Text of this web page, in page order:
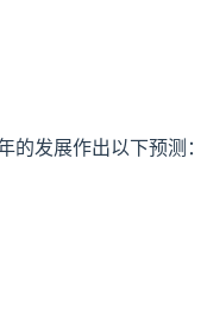
的发展作出以下预测：